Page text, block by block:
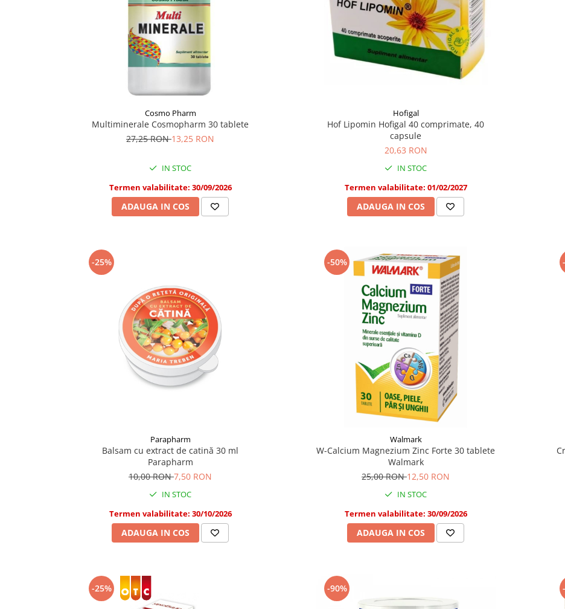
Cosmo Pharm
Multiminerale Cosmopharm 30 tablete
27,25 RON13,25 RON
IN STOC
Termen valabilitate: 30/09/2026
ADAUGA IN COS
Hofigal
Hof Lipomin Hofigal 40 comprimate, 40
capsule
20,63 RON
IN STOC
Termen valabilitate: 01/02/2027
ADAUGA IN COS
-25%
Parapharm
Balsam cu extract de catină 30 ml
Parapharm
10,00 RON7,50 RON
IN STOC
Termen valabilitate: 30/10/2026
ADAUGA IN COS
-50%
Walmark
W-Calcium Magnezium Zinc Forte 30 tablete
Walmark
25,00 RON12,50 RON
IN STOC
Termen valabilitate: 30/09/2026
ADAUGA IN COS
-25% -90%